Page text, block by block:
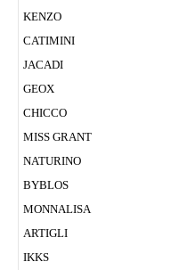
KENZO
CATIMINI
JACADI
GEOX
CHICСO
MISS GRANT
NATURINO
BYBLOS
MONNALISA
ARTIGLI
IKKS